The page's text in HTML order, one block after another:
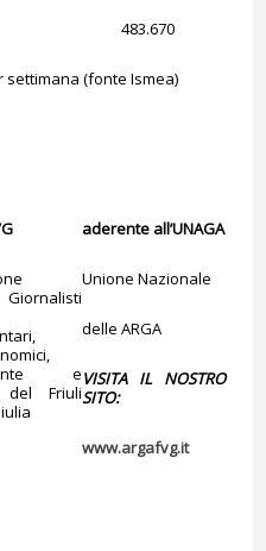
483.670
settimana (fonte Ismea)
Giornalisti
e
del Friuli
aderente all’UNAGA
Unione Nazionale
delle ARGA
VISITA IL NOSTRO
SITO:
www.argafvg.it